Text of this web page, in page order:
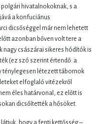
hivatalnokoknak, s a
a konfuciánus
dicsőséggel már nem lehetett
azonban bőven volt tere a
nagy császárai sikeres hódítók is
(ez szó szerint értendő: a
ténylegesen létezett tábornok
elfoglaló vitézekről
éles határvonal, ez előtt is
dicsőítették a hősöket.
hogy a fenti kettősség –